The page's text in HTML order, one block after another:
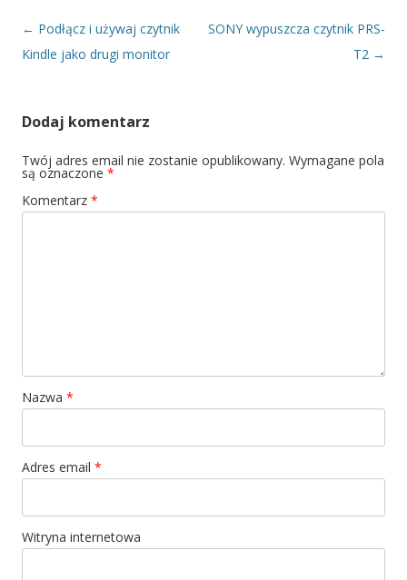
Nawigacja wpisu
← Podłącz i używaj czytnik
Kindle jako drugi monitor
SONY wypuszcza czytnik PRS-
T2 →
Dodaj komentarz
Twój adres email nie zostanie opublikowany. Wymagane pola
są oznaczone *
Komentarz *
Nazwa *
Adres email *
Witryna internetowa